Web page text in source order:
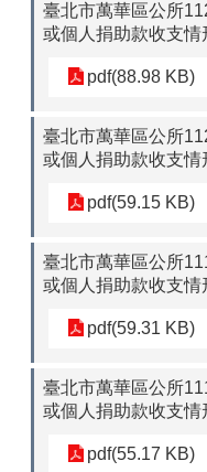
臺北市萬華區公所
或個人捐助款收支情
pdf(88.98 KB)
臺北市萬華區公所
或個人捐助款收支情
pdf(59.15 KB)
臺北市萬華區公所
或個人捐助款收支情
pdf(59.31 KB)
臺北市萬華區公所
或個人捐助款收支情
pdf(55.17 KB)